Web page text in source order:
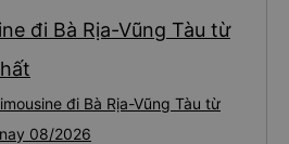
đi Bà Rịa-Vũng Tàu từ
đi Bà Rịa-Vũng Tàu từ
08/2026